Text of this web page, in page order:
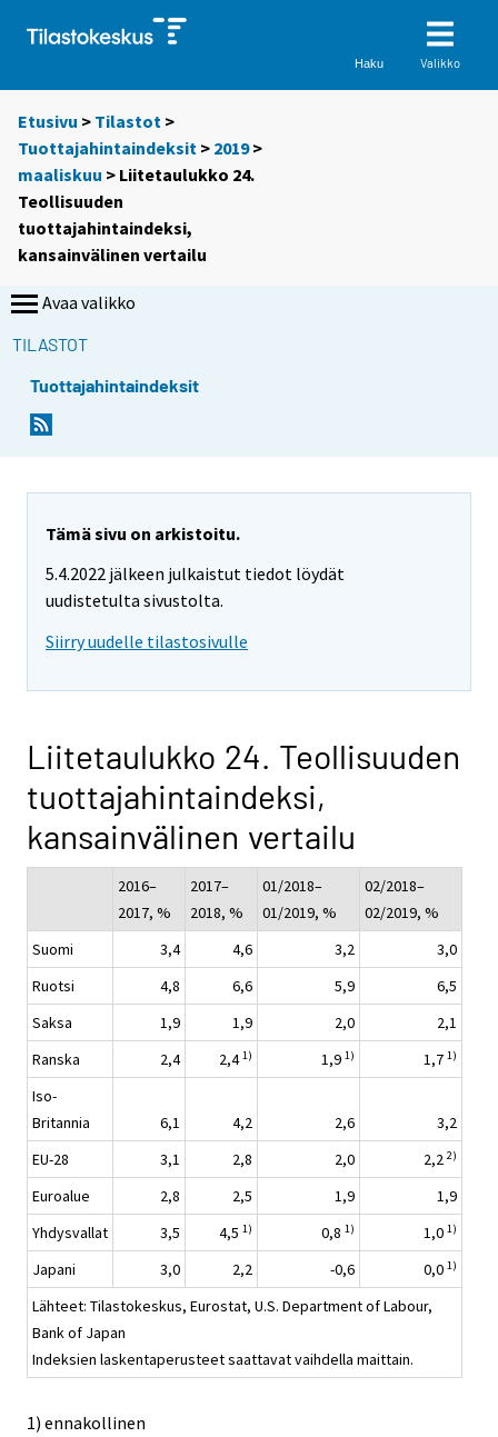
Haku Valikko
Etusivu > Tilastot >
Tuottajahintaindeksit > 2019>
maaliskuu > Liitetaulukko 24.
Teollisuuden
tuottajahintaindeksi,
kansainvälinen vertailu
Avaa valikko
TILASTOT
Tuottajahintaindeksit
Tämä sivu on arkistoitu.
5.4.2022 jälkeen julkaistut tiedot löydät
uudistetulta sivustolta.
Siirry uudelle tilastosivulle
Liitetaulukko 24. Teollisuuden
tuottajahintaindeksi,
kansainvälinen vertailu
2016–
2017, %
2017–
2018, %
01/2018–
01/2019, %
02/2018–
02/2019, %
Suomi
3,4 4,6 3,2
3,0
Ruotsi
4,8 6,6 5,9
6,5
Saksa
1,9 1,9 2,0
2,1
Ranska
2,4 2,41) 1,9 1) 1,7 1)
Iso-
Britannia
6,1 4,2 2,6
3,2
EU-28
3,1 2,8 2,0 2,2 2)
Euroalue 2,8 2,5 1,9
1,9
Yhdysvallat
3,5 4,5 1) 0,8 1) 1,0 1)
Japani 3,0 2,2 -0,6 0,0 1)
Lähteet: Tilastokeskus, Eurostat, U.S. Department of Labour,
Bank of Japan
Indeksien laskentaperusteet saattavat vaihdella maittain.
1) ennakollinen